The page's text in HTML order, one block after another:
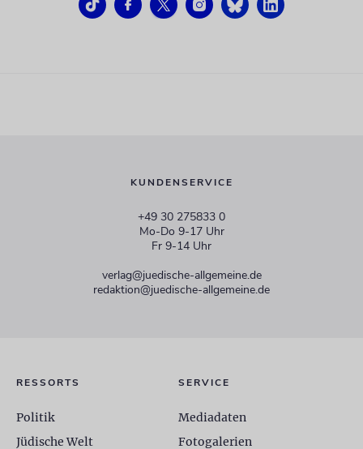
KUNDENSERVICE
+49 30 275833 0
Mo-Do 9-17 Uhr
Fr 9-14 Uhr
verlag@juedische-allgemeine.de
redaktion@juedische-allgemeine.de
RESSORTS
Politik
Jüdische Welt
SERVICE
Mediadaten
Fotogalerien